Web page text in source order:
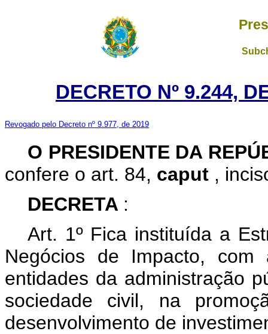
DECRETO Nº 9.244,
Revogado pelo Decreto nº 9.977, de 2019
O PRESIDENTE DA
confere o art. 84, caput ,
DECRETA :
Art. 1º Fica instituída a
Negócios de Impacto,
entidades da administração
sociedade civil, na
desenvolvimento de